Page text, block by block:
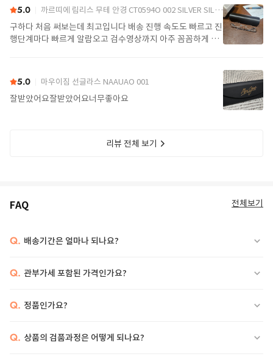
5.0 까르띠에 림리스 무테 안경 CT0594O 002 SILVER SILVER TRANSPARENT
구하다 처음 써보는데 최고입니다 배송 진행 속도도 빠르고 진
행단계마다 빠르게 알람오고 검수영상까지 아주 꼼꼼하게 찍
5.0 마우이짐 선글라스 NAAUAO 001
잘받았어요잘받았어요너무좋아요
리뷰 전체 보기
FAQ 전체보기
Q. 배송기간은 얼마나 되나요?
Q. 관부가세 포함된 가격인가요?
Q. 정품인가요?
Q. 상품의 검품과정은 어떻게 되나요?